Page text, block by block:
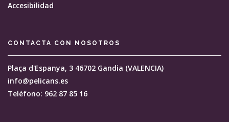
Accesibilidad
CONTACTA CON NOSOTROS
Plaça d'Espanya, 3 46702 Gandia (VALENCIA)
info@pelicans.es
Teléfono: 962 87 85 16